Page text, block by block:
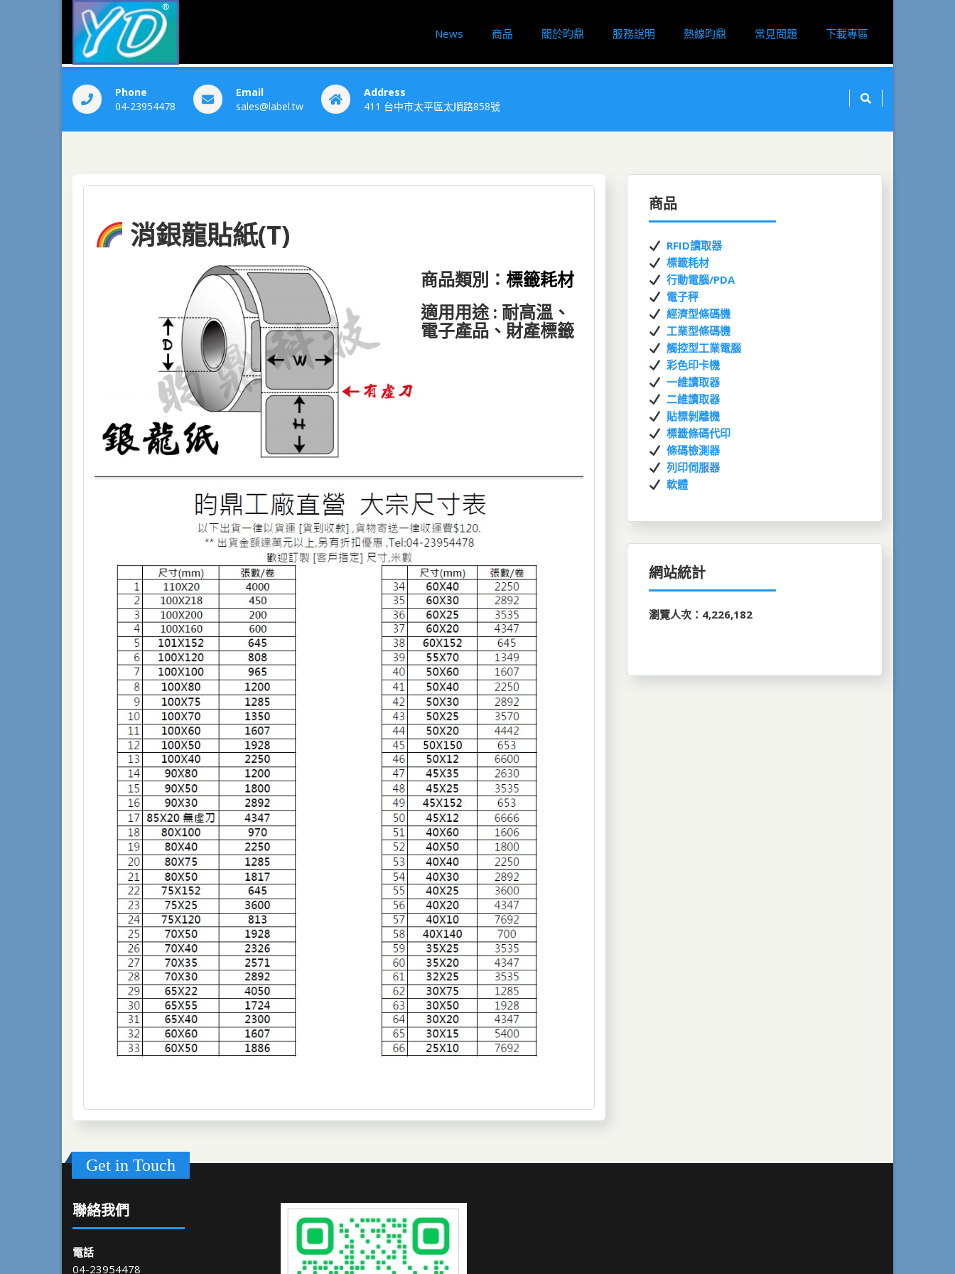
昀鼎科技
News 商品 關於昀鼎 服務說明 熱線昀鼎 常見問題 下載專區
Phone
04-23954478
Email
sales@label.tw
Address
411 台中市太平區太順路858號
消銀龍貼紙(T)
商品類別： 標籤耗材
適用用途 : 耐高溫、
電子產品、財產標籤
商品
RFID讀取器
標籤耗材
行動電腦/PDA
電子秤
經濟型條碼機
工業型條碼機
觸控型工業電腦
彩色印卡機
一維讀取器
二維讀取器
貼標剝離機
標籤條碼代印
條碼檢測器
列印伺服器
軟體
網站統計
瀏覽人次：4,226,182
Get in Touch
聯絡我們
電話
04-23954478